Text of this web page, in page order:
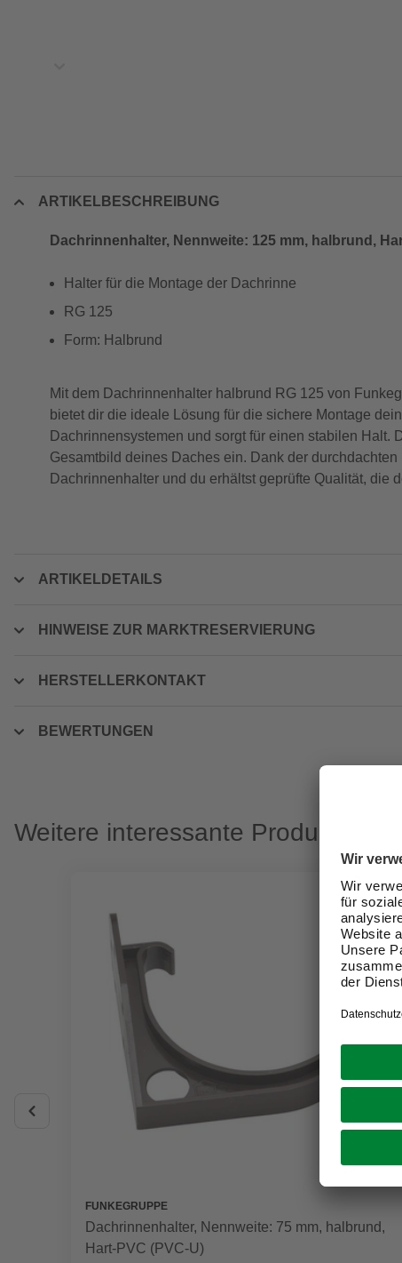
ARTIKELBESCHREIBUNG
Dachrinnenhalter, Nennweite: 125 mm, halbrund,
Halter für die Montage der Dachrinne
RG 125
Form: Halbrund
Mit dem Dachrinnenhalter halbrund RG 125 von
bietet dir die ideale Lösung für die sichere Montage
Dachrinnensystemen und sorgt für einen stabilen
Gesamtbild deines Daches ein. Dank der
Dachrinnenhalter und du erhältst geprüfte Qualität, die
ARTIKELDETAILS
HINWEISE ZUR MARKTRESERVIERUNG
HERSTELLERKONTAKT
BEWERTUNGEN
Weitere interessante Produkte
FUNKEGRUPPE
Dachrinnenhalter, Nennweite: 75 mm, halbrund,
Hart-PVC (PVC-U)